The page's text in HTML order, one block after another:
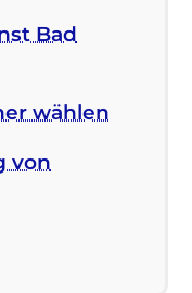
Bad
wählen
von